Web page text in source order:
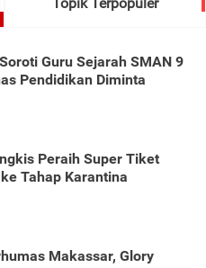
Guru Sejarah SMAN 9
Pendidikan Diminta
Peraih Super Tiket
Tahap Karantina
Makassar, Glory